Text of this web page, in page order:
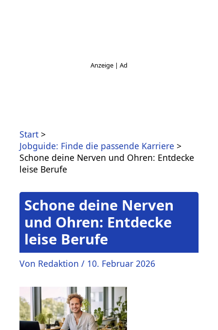
Start
Jobguide: Finde die passende Karriere
Schone deine Nerven und Ohren: Entdecke
leise Berufe
Schone deine Nerven
und Ohren: Entdecke
leise Berufe
Von Redaktion / 10. Februar 2026